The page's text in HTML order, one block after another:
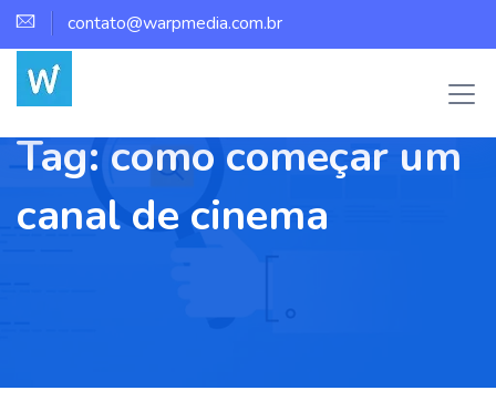
contato@warpmedia.com.br
Tag:como começar um
canal de cinema